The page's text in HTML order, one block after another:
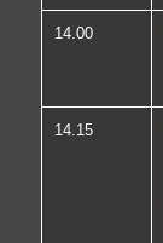
14.00
14.15